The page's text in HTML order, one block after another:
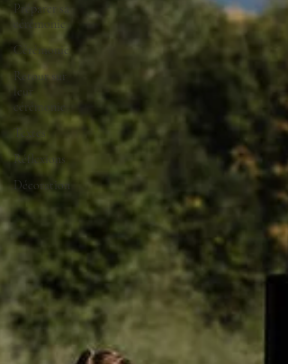
Préparer sa
cérémonie
Cérémonie
Retour sur
leur
cérémonie
Textes
Réflexions
Décoration